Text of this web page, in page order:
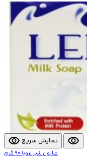
visibility نمایش سریع visibility
صابون شیر لرویا 90 گرم